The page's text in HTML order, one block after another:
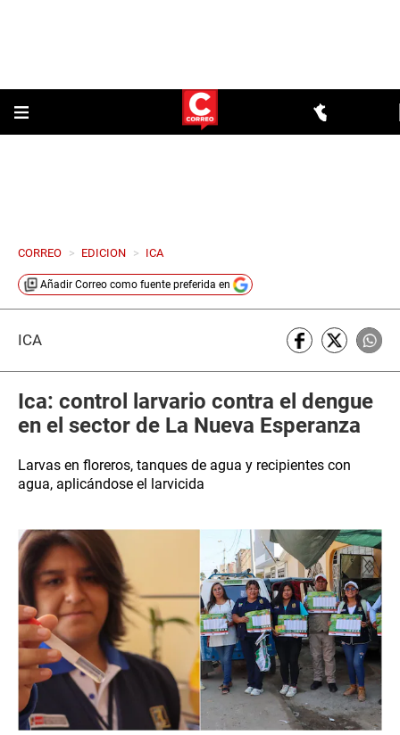
CORREO > EDICION > ICA
Añadir Correo como fuente preferida en
ICA
Ica: control larvario contra el dengue
en el sector de La Nueva Esperanza
Larvas en floreros, tanques de agua y recipientes con
agua, aplicándose el larvicida